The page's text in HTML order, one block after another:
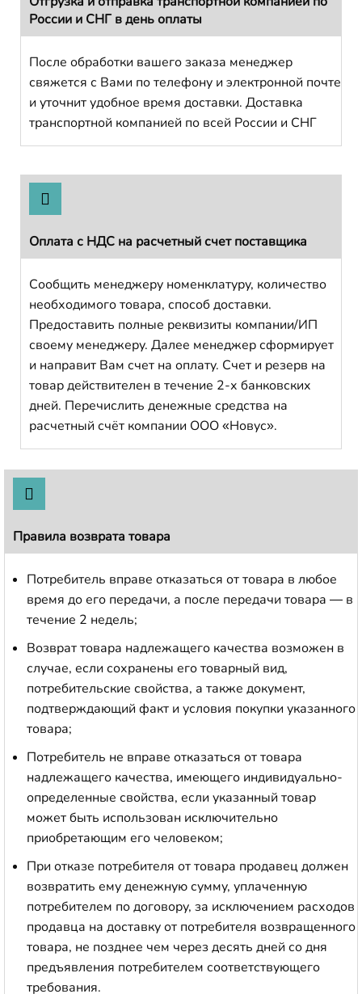
России и СНГ в день оплаты
После обработки вашего заказа менеджер
свяжется с Вами по телефону и электронной почте
и уточнит удобное время доставки. Доставка
транспортной компанией по всей России и СНГ
Оплата с НДС на расчетный счет поставщика
Сообщить менеджеру номенклатуру, количество
необходимого товара, способ доставки.
Предоставить полные реквизиты компании/ИП
своему менеджеру. Далее менеджер сформирует
и направит Вам счет на оплату. Счет и резерв на
товар действителен в течение 2-х банковских
дней. Перечислить денежные средства на
расчетный счёт компании ООО «Новус».
Правила возврата товара
Потребитель вправе отказаться от товара в любое
время до его передачи, а после передачи товара — в
течение 2 недель;
Возврат товара надлежащего качества возможен в
случае, если сохранены его товарный вид,
потребительские свойства, а также документ,
подтверждающий факт и условия покупки указанного
товара;
Потребитель не вправе отказаться от товара
надлежащего качества, имеющего индивидуально-
определенные свойства, если указанный товар
может быть использован исключительно
приобретающим его человеком;
При отказе потребителя от товара продавец должен
возвратить ему денежную сумму, уплаченную
потребителем по договору, за исключением расходов
продавца на доставку от потребителя возвращенного
товара, не позднее чем через десять дней со дня
предъявления потребителем соответствующего
требования.